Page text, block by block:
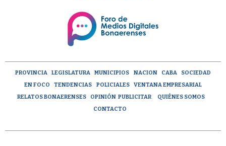
PROVINCIA LEGISLATURA MUNICIPIOS NACION CABA
SOCIEDAD
EN FOCO
TENDENCIAS POLICIALES
VENTANA EMPRESARIAL
RELATOS BONAERENSES
OPINIÓN PUBLICITAR
QUIÉNES SOMOS
CONTACTO